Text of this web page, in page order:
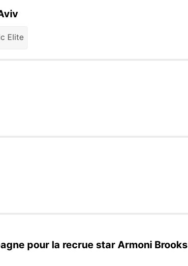
Elite
pour la recrue star Armoni Brooks